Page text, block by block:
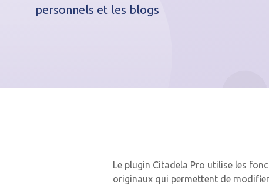
personnels et les blogs
Le plugin Citadela Pro utilise les
originaux qui permettent de